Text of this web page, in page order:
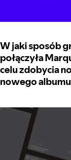
W jaki sposób
połączyła
celu zdobycia
nowego albumu